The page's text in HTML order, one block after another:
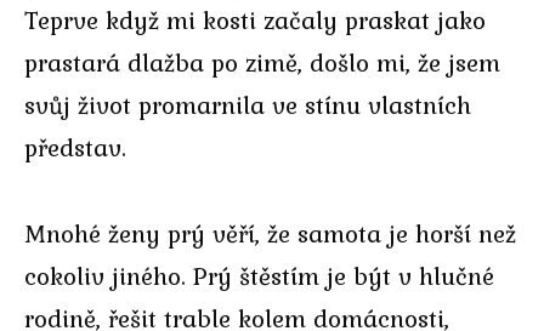
Teprve když mi kosti začaly praskat jako
prastará dlažba po zimě, došlo mi, že jsem
svůj život promarnila ve stínu vlastních
představ.
Mnohé ženy prý věří, že samota je horší než
cokoliv jiného. Prý štěstím je být v hlučné
rodině, řešit trable kolem domácnosti,